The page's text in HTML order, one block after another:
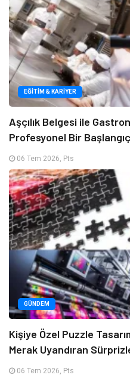
EĞITIM & KARIYER
Aşçılık Belgesi ile
Profesyonel Bir Başlangıç
06 Tem 2026, Pts
GÜNDEM
Kişiye Özel Puzzle
Merak Uyandıran
06 Tem 2026, Pts